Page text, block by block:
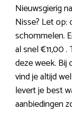
Nieuwsgierig
Nisse? Let op:
schommelen.
al snel €11,00
deze week. Bij
vind je altijd
levert je best
aanbiedingen